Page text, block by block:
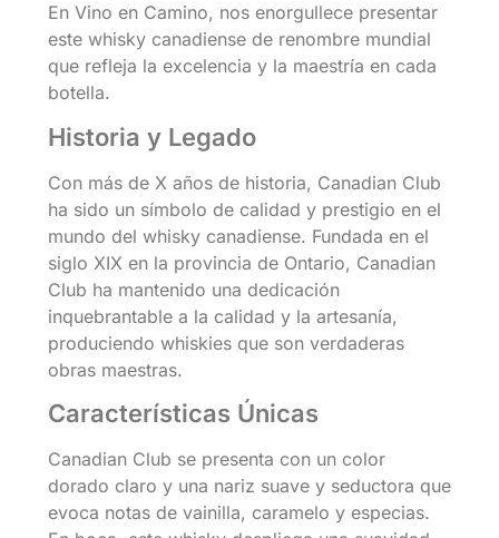
En Vino en Camino, nos enorgullece presentar
este whisky canadiense de renombre mundial
que refleja la excelencia y la maestría en cada
botella.
Historia y Legado
Con más de X años de historia, Canadian Club
ha sido un símbolo de calidad y prestigio en el
mundo del whisky canadiense. Fundada en el
siglo XIX en la provincia de Ontario, Canadian
Club ha mantenido una dedicación
inquebrantable a la calidad y la artesanía,
produciendo whiskies que son verdaderas
obras maestras.
Características Únicas
Canadian Club se presenta con un color
dorado claro y una nariz suave y seductora que
evoca notas de vainilla, caramelo y especias.